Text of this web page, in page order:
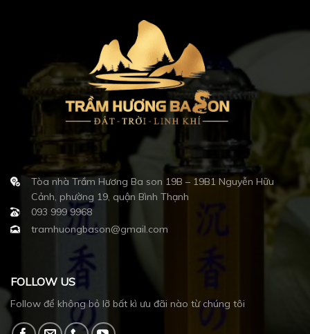
Tòa nhà Trầm Hương Ba son 19B – 19B1 Nguyễn Hữu
Cảnh, phường 19, quận Bình Thạnh
093 999 9968
tramhuongbason@gmail.com
FOLLOW US
Follow để không bỏ lỡ bất kì ưu đãi nào từ chúng tôi